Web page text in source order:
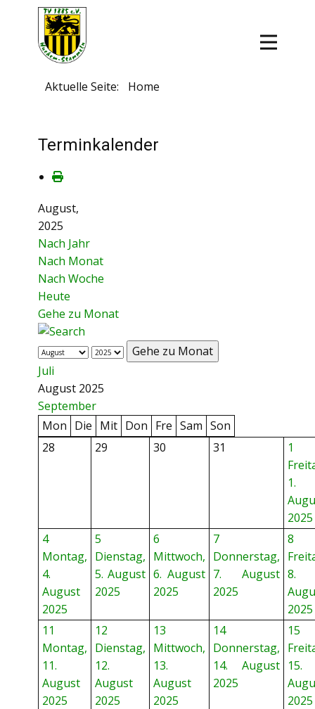
Aktuelle Seite: Home
Terminkalender
August,
2025
Nach Jahr
Nach Monat
Nach Woche
Heute
Gehe zu Monat
Gehe zu Monat
Juli
August 2025
September
Mon Die Mit Don Fre Sam Son
28
29 30 31
1
1.
2025
4
Montag,
4.
August
2025
5
Dienstag,
5. August
2025
6
Mittwoch,
6. August
2025
7
Donnerstag,
7. August
2025
8
8.
2025
11
Montag,
11.
August
2025
12
Dienstag,
12.
August
2025
13
Mittwoch,
13.
August
2025
14
Donnerstag,
14. August
2025
15
15.
2025